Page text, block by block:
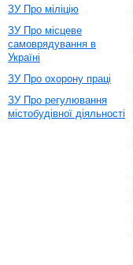
ЗУ Про міліцію
ЗУ Про місцеве
самоврядування в
Україні
ЗУ Про охорону праці
ЗУ Про регулювання
містобудівної діяльності